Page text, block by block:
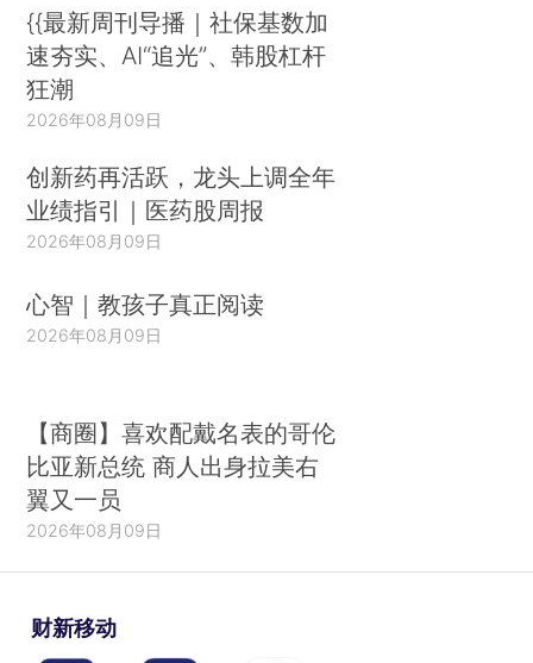
{{最新周刊导播｜社保基数加
速夯实、AI“追光”、韩股杠杆
狂潮
2026年08月09日
创新药再活跃，龙头上调全年
业绩指引｜医药股周报
2026年08月09日
心智｜教孩子真正阅读
2026年08月09日
【商圈】喜欢配戴名表的哥伦
比亚新总统 商人出身拉美右
翼又一员
2026年08月09日
财新移动